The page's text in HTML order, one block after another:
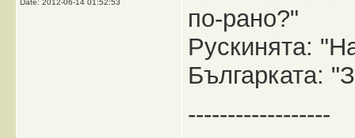
Date: 2012-06-14 01:52:53
по-рано?"
Рускинята:
Българката:
------------------